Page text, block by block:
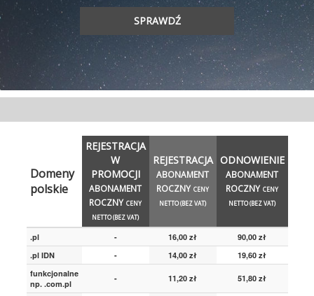
SPRAWDŹ
Domeny
polskie
REJESTRACJA
W
PROMOCJI
ABONAMENT
ROCZNY CENY
NETTO (BEZ VAT)
REJESTRACJA
ABONAMENT
ROCZNY CENY
NETTO (BEZ VAT)
ODNOWIENIE
ABONAMENT
ROCZNY CENY
NETTO (BEZ VAT)
.pl - 16,00 zł
90,00 zł
.pl IDN
- 14,00 zł
19,60 zł
funkcjonalne
np. .com.pl
- 11,20 zł 51,80 zł